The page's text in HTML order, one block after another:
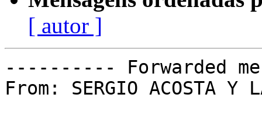
[ autor ]
---------- Forwarded
From: SERGIO ACOSTA Y